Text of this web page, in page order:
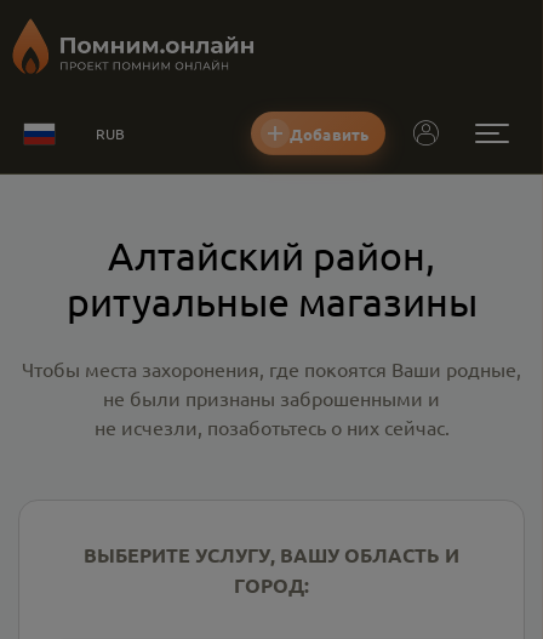
RUB Добавить
Алтайский район,
ритуальные магазины
Чтобы места захоронения, где покоятся Ваши родные,
не были признаны заброшенными и
не исчезли, позаботьтесь о них сейчас.
ВЫБЕРИТЕ УСЛУГУ, ВАШУ ОБЛАСТЬ И
ГОРОД: